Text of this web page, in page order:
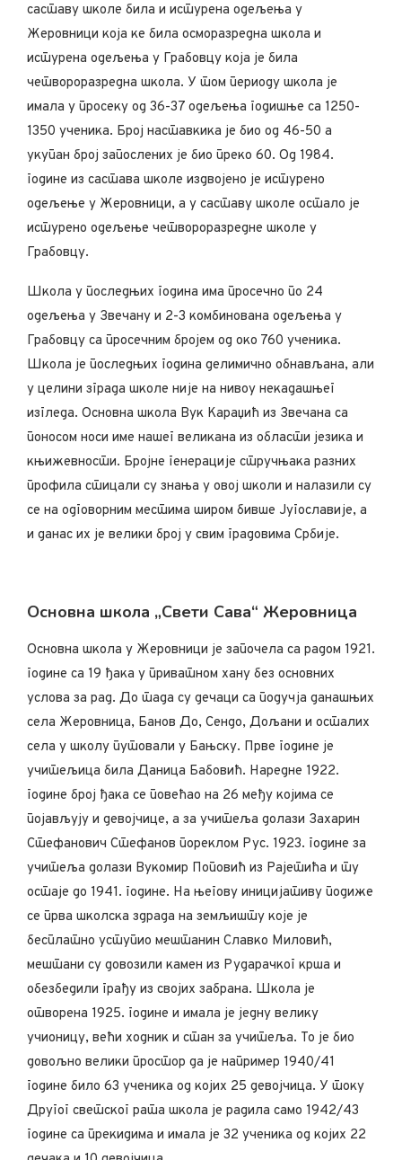
саставу школе била и истурена одељења у
Жеровници која ке била осморазредна школа и
истурена одељења у Грабовцу која је била
четвороразредна школа. У том периоду школа је
имала у просеку од 36-37 одељења годишње са 1250-
1350 ученика. Број наставкика је био од 46-50 а
укупан број запослених је био преко 60. Од 1984.
године из састава школе издвојено је истурено
одељење у Жеровници, а у саставу школе остало је
истурено одељење четвороразредне школе у
Грабовцу.
Школа у последњих година има просечно по 24
одељења у Звечану и 2-3 комбинована одељења у
Грабовцу са просечним бројем од око 760 ученика.
Школа је последњих година делимично обнављана, али
у целини зграда школе није на нивоу некадашњег
изгледа. Основна школа Вук Караџић из Звечана са
поносом носи име нашег великана из области језика и
књижевности. Бројне генерације стручњака разних
профила стицали су знања у овој школи и налазили су
се на одговорним местима широм бивше Југославије, а
и данас их је велики број у свим градовима Србије.
Основна школа „Свети Сава“ Жеровница
Основна школа у Жеровници је започела са радом 1921.
године са 19 ђака у приватном хану без основних
услова за рад. До тада су дечаци са подучја данашњих
села Жеровница, Банов До, Сендо, Дољани и осталих
села у школу путовали у Бањску. Прве године је
учитељица била Даница Бабовић. Наредне 1922.
године број ђака се повећао на 26 међу којима се
појављују и девојчице, а за учитеља долази Захарин
Стефанович Стефанов пореклом Рус. 1923. године за
учитеља долази Вукомир Поповић из Рајетића и ту
остаје до 1941. године. На његову иницијативу подиже
се прва школска здрада на земљишту које је
бесплатно уступио мештанин Славко Миловић,
мештани су довозили камен из Рударачког крша и
обезбедили грађу из својих забрана. Школа је
отворена 1925. године и имала је једну велику
учионицу, већи ходник и стан за учитеља. То је био
довољно велики простор да је например 1940/41
године било 63 ученика од којих 25 девојчица. У току
Другог светског рата школа је радила само 1942/43
године са прекидима и имала је 32 ученика од којих 22